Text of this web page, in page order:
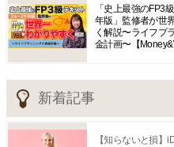
「史上最強のFP3
年版」監修者が世
く解説〜ライフプ
金計画〜【
新着記事
【知らないと損】